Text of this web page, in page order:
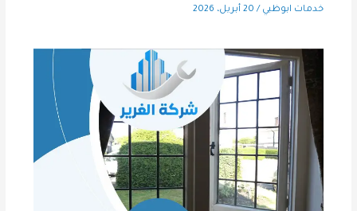
خدمات ابوظبي / 20 أبريل، 2026